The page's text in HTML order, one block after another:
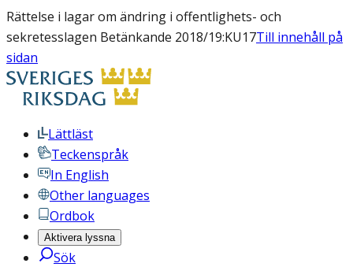
Rättelse i lagar om ändring i offentlighets- och
sekretesslagen Betänkande 2018/19:KU17Till innehåll på
sidan
Lättläst
Teckenspråk
In English
Other languages
Ordbok
Aktivera lyssna
Sök